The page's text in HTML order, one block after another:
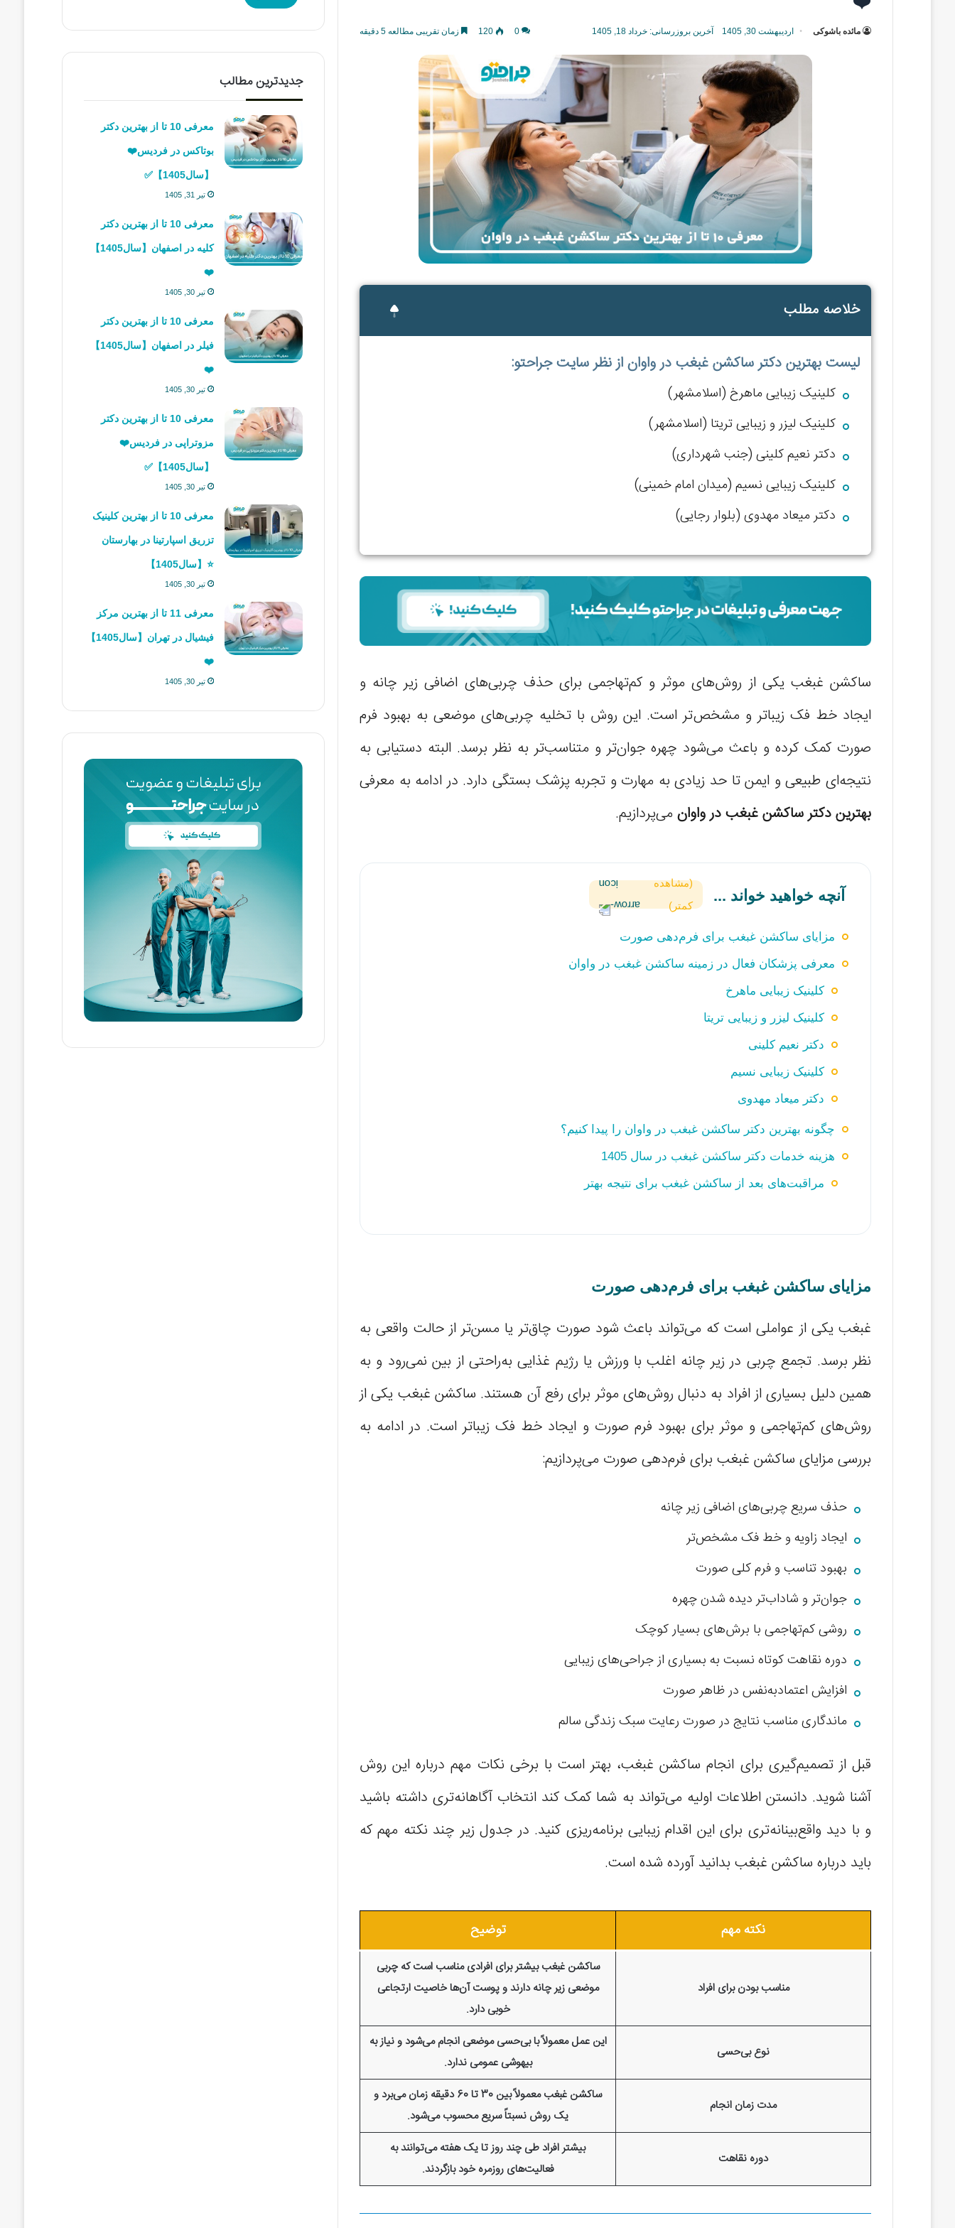
مائده باشوکی اردیبهشت 30, 1405 آخرین بروزرسانی: خرداد 18, 1405 0
120 زمان تقریبی مطالعه 5 دقیقه
خلاصه مطلب
لیست بهترین دکتر ساکشن غبغب در واوان از نظر سایت جراحتو:
کلینیک زیبایی ماهرخ (اسلامشهر)
کلینیک لیزر و زیبایی تریتا (اسلامشهر)
دکتر نعیم کلینی (جنب شهرداری)
کلینیک زیبایی نسیم (میدان امام خمینی)
دکتر میعاد مهدوی (بلوار رجایی)
ساکشن غبغب یکی از روش‌های موثر و کم‌تهاجمی برای حذف چربی‌های اضافی زیر چانه و
ایجاد خط فک زیباتر و مشخص‌تر است. این روش با تخلیه چربی‌های موضعی به بهبود فرم
صورت کمک کرده و باعث می‌شود چهره جوان‌تر و متناسب‌تر به نظر برسد. البته دستیابی به
نتیجه‌ای طبیعی و ایمن تا حد زیادی به مهارت و تجربه پزشک بستگی دارد. در ادامه به معرفی
بهترین دکتر ساکشن غبغب در واوانمی‌پردازیم.
آنچه خواهید خواند ...
(مشاهده
کمتر)
مزایای ساکشن غبغب برای فرم‌دهی صورت
معرفی پزشکان فعال در زمینه ساکشن غبغب در واوان
کلینیک زیبایی ماهرخ
کلینیک لیزر و زیبایی تریتا
دکتر نعیم کلینی
کلینیک زیبایی نسیم
دکتر میعاد مهدوی
چگونه بهترین دکتر ساکشن غبغب در واوان را پیدا کنیم؟
هزینه خدمات دکتر ساکشن غبغب در سال 1405
مراقبت‌های بعد از ساکشن غبغب برای نتیجه بهتر
مزایای ساکشن غبغب برای فرم‌دهی صورت
غبغب یکی از عواملی است که می‌تواند باعث شود صورت چاق‌تر یا مسن‌تر از حالت واقعی به
نظر برسد. تجمع چربی در زیر چانه اغلب با ورزش یا رژیم غذایی به‌راحتی از بین نمی‌رود و به
همین دلیل بسیاری از افراد به دنبال روش‌های موثر برای رفع آن هستند. ساکشن غبغب یکی از
روش‌های کم‌تهاجمی و موثر برای بهبود فرم صورت و ایجاد خط فک زیباتر است. در ادامه به
بررسی مزایای ساکشن غبغب برای فرم‌دهی صورت می‌پردازیم:
حذف سریع چربی‌های اضافی زیر چانه
ایجاد زاویه و خط فک مشخص‌تر
بهبود تناسب و فرم کلی صورت
جوان‌تر و شاداب‌تر دیده شدن چهره
روشی کم‌تهاجمی با برش‌های بسیار کوچک
دوره نقاهت کوتاه نسبت به بسیاری از جراحی‌های زیبایی
افزایش اعتمادبه‌نفس در ظاهر صورت
ماندگاری مناسب نتایج در صورت رعایت سبک زندگی سالم
قبل از تصمیم‌گیری برای انجام ساکشن غبغب، بهتر است با برخی نکات مهم درباره این روش
آشنا شوید. دانستن اطلاعات اولیه می‌تواند به شما کمک کند انتخاب آگاهانه‌تری داشته باشید
و با دید واقع‌بینانه‌تری برای این اقدام زیبایی برنامه‌ریزی کنید. در جدول زیر چند نکته مهم که
باید درباره ساکشن غبغب بدانید آورده شده است.
نکته مهم توضیح
مناسب بودن برای افراد
ساکشن غبغب بیشتر برای افرادی مناسب است که چربی
موضعی زیر چانه دارند و پوست آن‌ها خاصیت ارتجاعی
خوبی دارد.
نوع بی‌حسی
این عمل معمولاً با بی‌حسی موضعی انجام می‌شود و نیاز به
بیهوشی عمومی ندارد.
مدت زمان انجام
ساکشن غبغب معمولاً بین 30 تا 60 دقیقه زمان می‌برد و
یک روش نسبتاً سریع محسوب می‌شود.
دوره نقاهت
بیشتر افراد طی چند روز تا یک هفته می‌توانند به
فعالیت‌های روزمره خود بازگردند.
جدیدترین مطالب
معرفی 10 تا از بهترین دکتر
بوتاکس در فردیس❤️
【سال1405】✅
تیر 31, 1405
معرفی 10 تا از بهترین دکتر
کلیه در اصفهان【سال1405】
❤️
تیر 30, 1405
معرفی 10 تا از بهترین دکتر
فیلر در اصفهان【سال1405】
❤️
تیر 30, 1405
معرفی 10 تا از بهترین دکتر
مزوتراپی در فردیس❤️
【سال1405】✅
تیر 30, 1405
معرفی 10 تا از بهترین کلینیک
تزریق اسپارتینا در بهارستان
⭐【سال1405】
تیر 30, 1405
معرفی 11 تا از بهترین مرکز
فیشیال در تهران【سال1405】
❤️
تیر 30, 1405